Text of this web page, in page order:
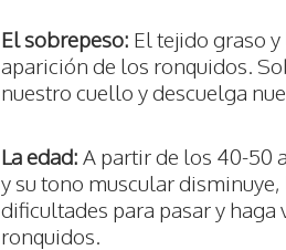
El sobrepeso: El tejido graso
aparición de los ronquidos.
nuestro cuello y descuelga
La edad: A partir de los 40-50
y su tono muscular
dificultades para pasar y
ronquidos.